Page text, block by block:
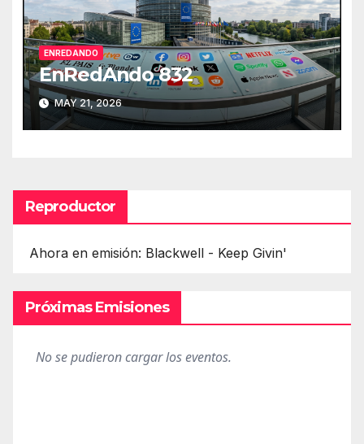
ENREDANDO
EnRedAndo 832
MAY 21, 2026
Reproductor
Ahora en emisión: Blackwell - Keep Givin'
Próximas Emisiones